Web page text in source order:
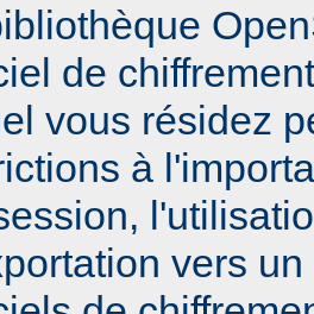
de
vous résidez
à
vers